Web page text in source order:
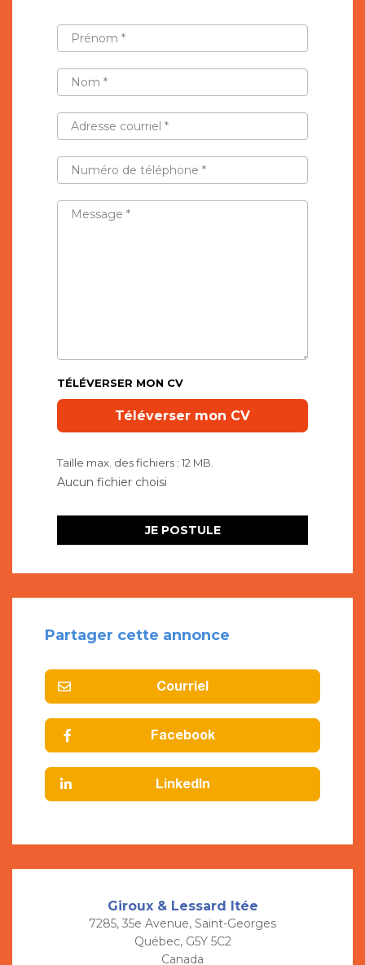
PRÉNOM
NOM
ADRESSE
COURRIEL
*
NUMÉRO
TÉLÉPHONE
*MESSAGE
TÉLÉVERSER MON CV
Taille max. des fichiers : 12 MB.
Partager cette annonce
Courriel
Facebook
LinkedIn
Giroux & Lessard ltée
7285, 35e Avenue, Saint-Georges
Québec, G5Y 5C2
Canada